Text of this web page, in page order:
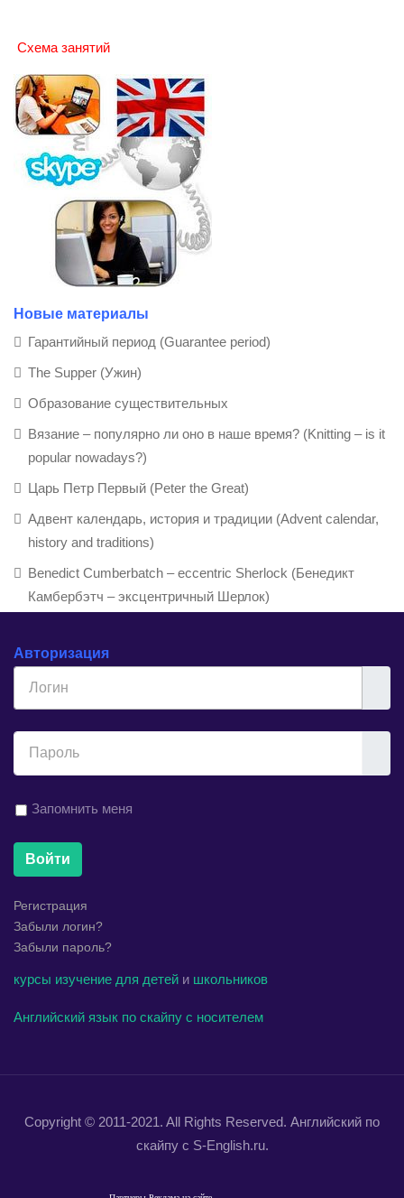
Схема занятий
Новые материалы
Гарантийный период (Guarantee period)
The Supper (Ужин)
Образование существительных
Вязание – популярно ли оно в наше время? (Knitting – is it
popular nowadays?)
Царь Петр Первый (Peter the Great)
Адвент календарь, история и традиции (Advent calendar,
history and traditions)
Benedict Cumberbatch – eccentric Sherlock (Бенедикт
Камбербэтч – эксцентричный Шерлок)
Авторизация
Запомнить меня
Войти
Регистрация
Забыли логин?
Забыли пароль?
курсы изучение для детей и школьников
Английский язык по скайпу с носителем
Copyright © 2011-2021. All Rights Reserved. Английский по
скайпу с S-English.ru.